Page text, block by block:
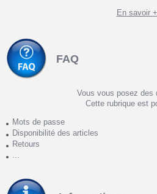
En savoir +
FAQ
Vous vous posez des
Cette rubrique est
Mots de passe
Disponibilité des articles
Retours
...